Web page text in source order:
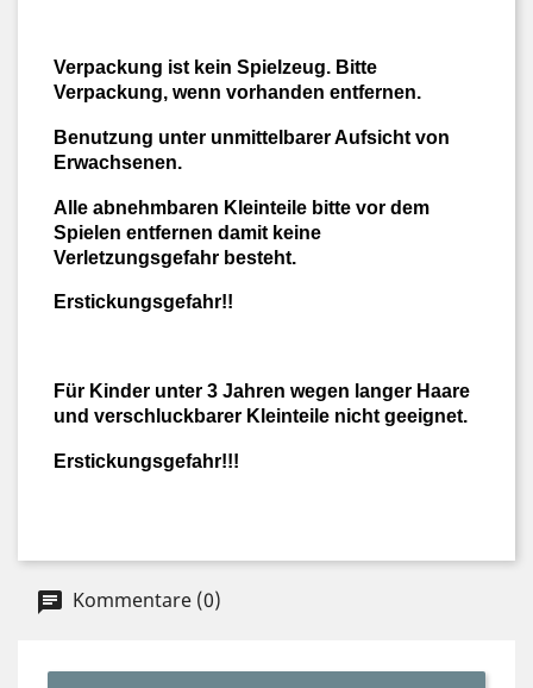
Verpackung ist kein Spielzeug. Bitte
Verpackung, wenn vorhanden entfernen.
Benutzung unter unmittelbarer Aufsicht von
Erwachsenen.
Alle abnehmbaren Kleinteile bitte vor dem
Spielen entfernen damit keine
Verletzungsgefahr besteht.
Erstickungsgefahr!!
Für Kinder unter 3 Jahren wegen langer Haare
und verschluckbarer Kleinteile nicht geeignet.
Erstickungsgefahr!!!
Kommentare (0)